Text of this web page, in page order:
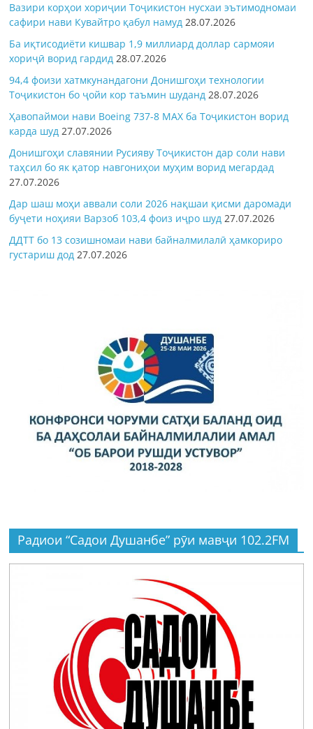
Вазири корҳои хориҷии Тоҷикистон нусхаи эътимодномаи
сафири нави Кувайтро қабул намуд 28.07.2026
Ба иқтисодиёти кишвар 1,9 миллиард доллар сармояи
хориҷӣ ворид гардид 28.07.2026
94,4 фоизи хатмкунандагони Донишгоҳи технологии
Тоҷикистон бо ҷойи кор таъмин шуданд 28.07.2026
Ҳавопаймои нави Boeing 737-8 MAX ба Тоҷикистон ворид
карда шуд 27.07.2026
Донишгоҳи славянии Русияву Тоҷикистон дар соли нави
таҳсил бо як қатор навгониҳои муҳим ворид мегардад
27.07.2026
Дар шаш моҳи аввали соли 2026 нақшаи қисми даромади
буҷети ноҳияи Варзоб 103,4 фоиз иҷро шуд 27.07.2026
ДДТТ бо 13 созишномаи нави байналмилалӣ ҳамкориро
густариш дод 27.07.2026
Радиои “Садои Душанбе” рӯи мавҷи 102.2FM